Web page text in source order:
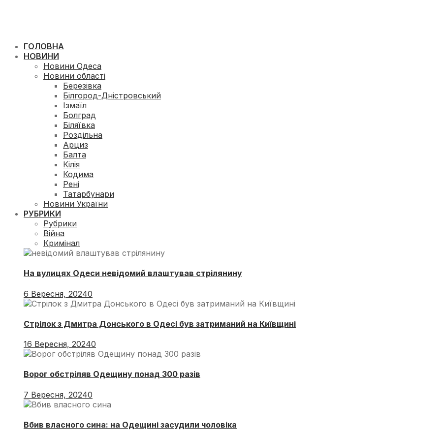
ГОЛОВНА
НОВИНИ
Новини Одеса
Новини області
Березівка
Білгород-Дністровський
Ізмаїл
Болград
Біляївка
Роздільна
Арциз
Балта
Кілія
Кодима
Рені
Татарбунари
Новини України
РУБРИКИ
Рубрики
Війна
Кримінал
На вулицях Одеси невідомий влаштував стрілянину
6 Вересня, 20240
Стрілок з Дмитра Донського в Одесі був затриманий на Київщині
16 Вересня, 20240
Ворог обстріляв Одещину понад 300 разів
7 Вересня, 20240
Вбив власного сина: на Одещині засудили чоловіка